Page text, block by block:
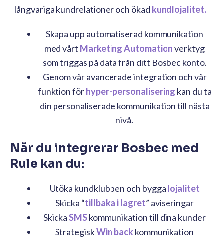
långvariga kundrelationer och ökad kundlojalitet.
Skapa upp automatiserad kommunikation
med vårt Marketing Automationverktyg
som triggas på data från ditt Bosbec konto.
Genom vår avancerade integration och vår
funktion förhyper-personalisering kan du ta
din personaliserade kommunikation till nästa
nivå.
När du integrerar Bosbec med
Rule kan du:
Utöka kundklubben och bygga lojalitet
Skicka “tillbaka i lagret” aviseringar
SkickaSMSkommunikation till dina kunder
StrategiskWin back kommunikation